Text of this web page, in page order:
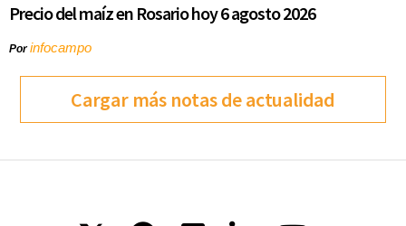
Precio del maíz en Rosario hoy 6 agosto 2026
Porinfocampo
Cargar más notas de actualidad